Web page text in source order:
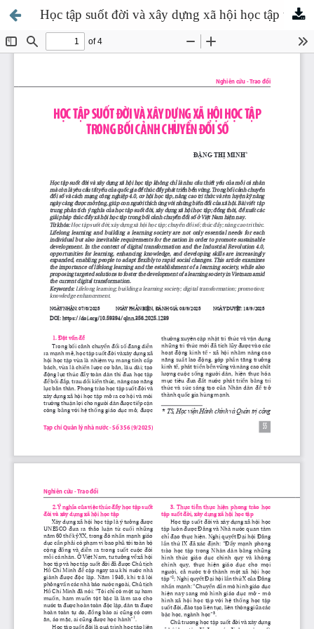
Học tập suốt đời và xây dựng xã hội học tập trong bối cảnh chuyển đổi số